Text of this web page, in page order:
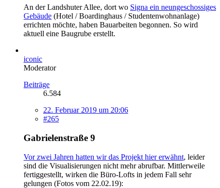
An der Landshuter Allee, dort wo Signa ein neungeschossiges
Gebäude (Hotel / Boardinghaus / Studentenwohnanlage)
errichten möchte, haben Bauarbeiten begonnen. So wird
aktuell eine Baugrube erstellt.
iconic
Moderator
Beiträge
6.584
22. Februar 2019 um 20:06
#265
Gabrielenstraße 9
Vor zwei Jahren hatten wir das Projekt hier erwähnt, leider
sind die Visualisierungen nicht mehr abrufbar. Mittlerweile
fertiggestellt, wirken die Büro-Lofts in jedem Fall sehr
gelungen (Fotos vom 22.02.19):